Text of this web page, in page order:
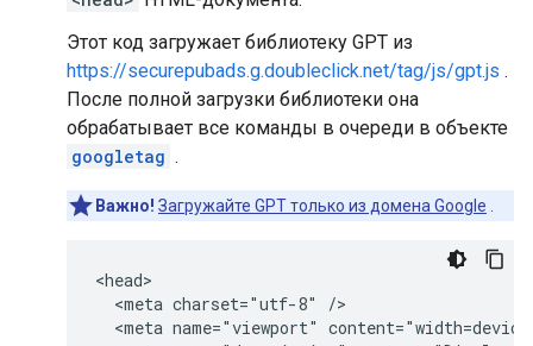
Этот код загружает библиотеку GPT из
https://securepubads.g.doubleclick.net/tag/js/gpt.js .
После полной загрузки библиотеки она
обрабатывает все команды в очереди в объекте
googletag .
Важно! Загружайте GPT только из домена Google
<head>
  <meta charset="utf-8" />
<meta name="viewport"